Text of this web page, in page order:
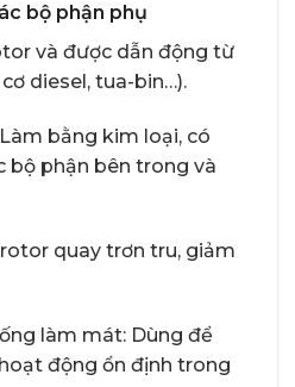
bộ phận phụ
và được dẫn động từ
diesel, tua-bin…).
bằng kim loại, có
bộ phận bên trong và
rotor quay trơn tru, giảm
làm mát: Dùng để
động ổn định trong